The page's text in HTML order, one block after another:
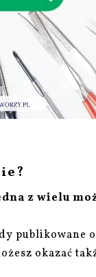
z wielu
publikowane
okazać